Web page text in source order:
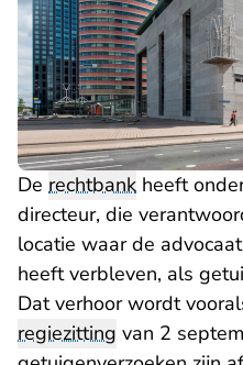
De rechtbank heeft
directeur, die
locatie waar de
heeft verbleven, als
Dat verhoor wordt
regiezitting van 2